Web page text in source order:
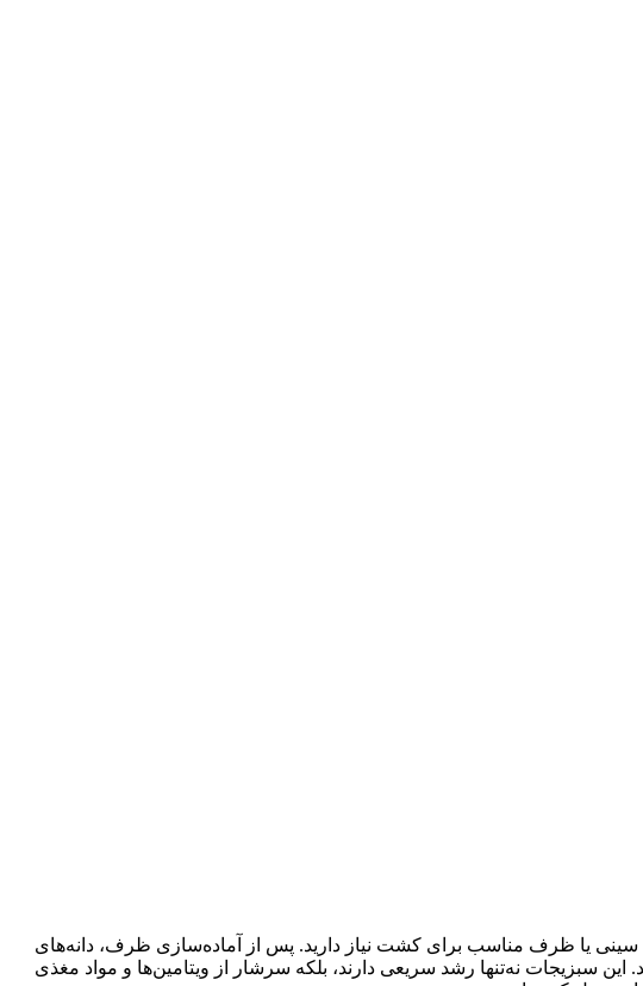
یک سینی یا ظرف مناسب برای کشت نیاز دارید. پس از آماده‌سازی ظرف، دانه‌های
سبزیجات نه‌تنها رشد سریعی دارند، بلکه سرشار از ویتامین‌ها و مواد مغذی